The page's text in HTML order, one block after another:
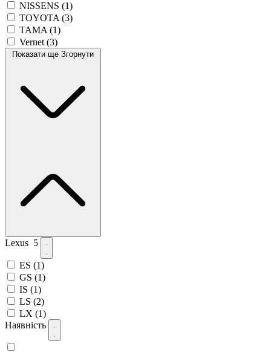
NISSENS (1)
TOYOTA(3)
TAMA(1)
Vernet(3)
Показати ще Згорнути
Lexus 5
ES (1)
GS (1)
IS (1)
LS (2)
LX (1)
Наявність